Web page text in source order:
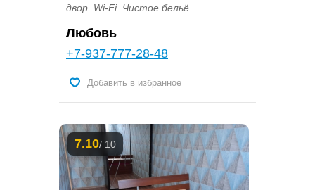
двор. Wi-Fi. Чистое бельё...
Любовь
+7-937-777-28-48
Добавить в избранное
7.10/ 10